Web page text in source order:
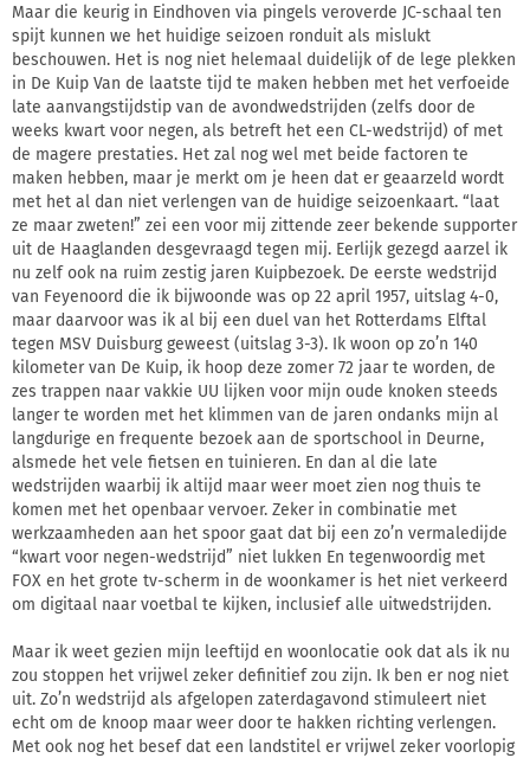
Maar die keurig in Eindhoven via pingels veroverde JC-schaal ten
spijt kunnen we het huidige seizoen ronduit als mislukt
beschouwen. Het is nog niet helemaal duidelijk of de lege plekken
in De Kuip Van de laatste tijd te maken hebben met het verfoeide
late aanvangstijdstip van de avondwedstrijden (zelfs door de
weeks kwart voor negen, als betreft het een CL-wedstrijd) of met
de magere prestaties. Het zal nog wel met beide factoren te
maken hebben, maar je merkt om je heen dat er geaarzeld wordt
met het al dan niet verlengen van de huidige seizoenkaart. “laat
ze maar zweten!” zei een voor mij zittende zeer bekende supporter
uit de Haaglanden desgevraagd tegen mij. Eerlijk gezegd aarzel ik
nu zelf ook na ruim zestig jaren Kuipbezoek. De eerste wedstrijd
van Feyenoord die ik bijwoonde was op 22 april 1957, uitslag 4-0,
maar daarvoor was ik al bij een duel van het Rotterdams Elftal
tegen MSV Duisburg geweest (uitslag 3-3). Ik woon op zo’n 140
kilometer van De Kuip, ik hoop deze zomer 72 jaar te worden, de
zes trappen naar vakkie UU lijken voor mijn oude knoken steeds
langer te worden met het klimmen van de jaren ondanks mijn al
langdurige en frequente bezoek aan de sportschool in Deurne,
alsmede het vele fietsen en tuinieren. En dan al die late
wedstrijden waarbij ik altijd maar weer moet zien nog thuis te
komen met het openbaar vervoer. Zeker in combinatie met
werkzaamheden aan het spoor gaat dat bij een zo’n vermaledijde
“kwart voor negen-wedstrijd” niet lukken En tegenwoordig met
FOX en het grote tv-scherm in de woonkamer is het niet verkeerd
om digitaal naar voetbal te kijken, inclusief alle uitwedstrijden.
Maar ik weet gezien mijn leeftijd en woonlocatie ook dat als ik nu
zou stoppen het vrijwel zeker definitief zou zijn. Ik ben er nog niet
uit. Zo’n wedstrijd als afgelopen zaterdagavond stimuleert niet
echt om de knoop maar weer door te hakken richting verlengen.
Met ook nog het besef dat een landstitel er vrijwel zeker voorlopig